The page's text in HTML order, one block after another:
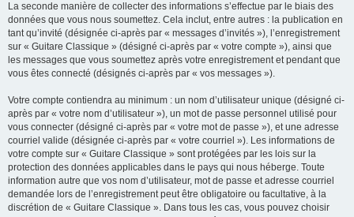
La seconde manière de collecter des informations s’effectue par le biais des
données que vous nous soumettez. Cela inclut, entre autres : la publication en
tant qu’invité (désignée ci-après par « messages d’invités »), l’enregistrement
sur « Guitare Classique » (désigné ci-après par « votre compte »), ainsi que
les messages que vous soumettez après votre enregistrement et pendant que
vous êtes connecté (désignés ci-après par « vos messages »).
Votre compte contiendra au minimum : un nom d’utilisateur unique (désigné ci-
après par « votre nom d’utilisateur »), un mot de passe personnel utilisé pour
vous connecter (désigné ci-après par « votre mot de passe »), et une adresse
courriel valide (désignée ci-après par « votre courriel »). Les informations de
votre compte sur « Guitare Classique » sont protégées par les lois sur la
protection des données applicables dans le pays qui nous héberge. Toute
information autre que vos nom d’utilisateur, mot de passe et adresse courriel
demandée lors de l’enregistrement peut être obligatoire ou facultative, à la
discrétion de « Guitare Classique ». Dans tous les cas, vous pouvez choisir